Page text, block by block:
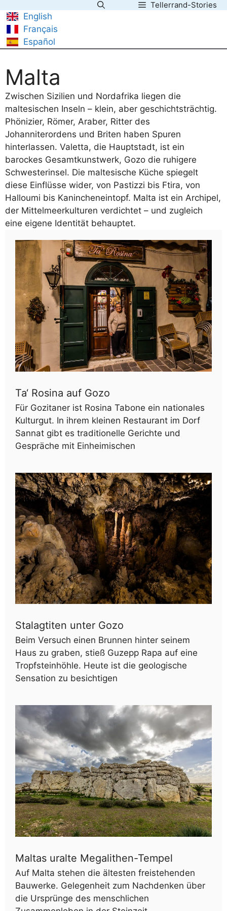
Inhalt
springen
Tellerrand-Stories
English
Français
Español
Malta
Zwischen Sizilien und Nordafrika liegen die
maltesischen Inseln – klein, aber geschichtsträchtig.
Phönizier, Römer, Araber, Ritter des
Johanniterordens und Briten haben Spuren
hinterlassen. Valetta, die Hauptstadt, ist ein
barockes Gesamtkunstwerk, Gozo die ruhigere
Schwesterinsel. Die maltesische Küche spiegelt
diese Einflüsse wider, von Pastizzi bis Ftira, von
Halloumi bis Kanincheneintopf. Malta ist ein Archipel,
der Mittelmeerkulturen verdichtet – und zugleich
eine eigene Identität behauptet.
Ta‘ Rosina auf Gozo
Für Gozitaner ist Rosina Tabone ein nationales
Kulturgut. In ihrem kleinen Restaurant im Dorf
Sannat gibt es traditionelle Gerichte und
Gespräche mit Einheimischen
Stalagtiten unter Gozo
Beim Versuch einen Brunnen hinter seinem
Haus zu graben, stieß Guzepp Rapa auf eine
Tropfsteinhöhle. Heute ist die geologische
Sensation zu besichtigen
Maltas uralte Megalithen-Tempel
Auf Malta stehen die ältesten freistehenden
Bauwerke. Gelegenheit zum Nachdenken über
die Ursprünge des menschlichen